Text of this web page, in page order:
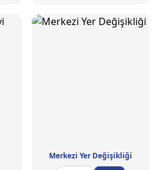
Merkezi Yer Değişikliği